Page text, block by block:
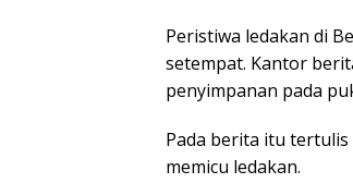
Peristiwa ledakan di
setempat. Kantor
penyimpanan pada
Pada berita itu
memicu ledakan.